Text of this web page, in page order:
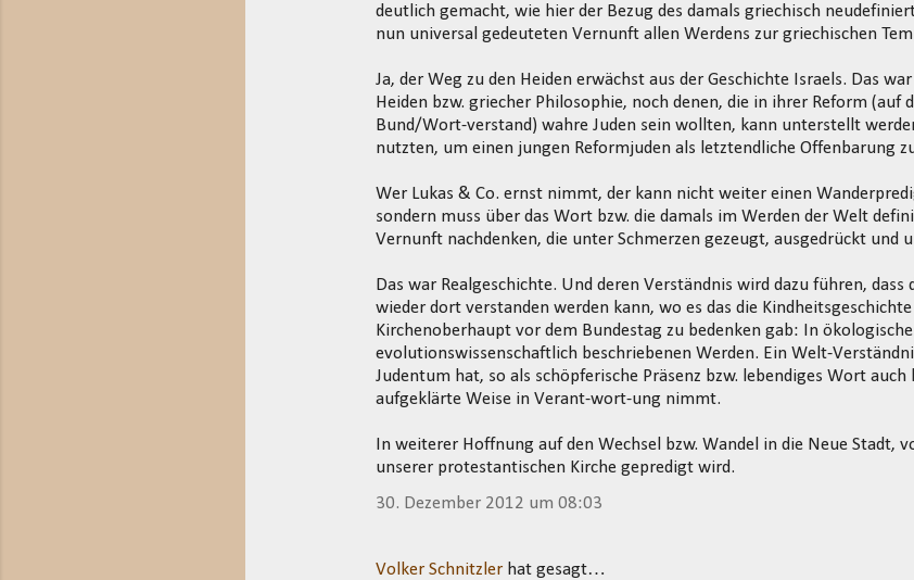
deutlich gemacht, wie hier der Bezug des damals griechisch
nun universal gedeuteten Vernunft allen Werdens zur griechischen
Ja, der Weg zu den Heiden erwächst aus der Geschichte Israels. Das
Heiden bzw. griecher Philosophie, noch denen, die in ihrer Reform (auf
Bund/Wort-verstand) wahre Juden sein wollten, kann unterstellt
nutzten, um einen jungen Reformjuden als letztendliche Offenbarung
Wer Lukas & Co. ernst nimmt, der kann nicht weiter einen
sondern muss über das Wort bzw. die damals im Werden der Welt
Vernunft nachdenken, die unter Schmerzen gezeugt, ausgedrückt und
Das war Realgeschichte. Und deren Verständnis wird dazu führen,
wieder dort verstanden werden kann, wo es das die
Kirchenoberhaupt vor dem Bundestag zu bedenken gab: In
evolutionswissenschaftlich beschriebenen Werden. Ein Welt-
Judentum hat, so als schöpferische Präsenz bzw. lebendiges Wort
aufgeklärte Weise in Verant-wort-ung nimmt.
In weiterer Hoffnung auf den Wechsel bzw. Wandel in die Neue Stadt,
unserer protestantischen Kirche gepredigt wird.
30. Dezember 2012 um 08:03
Volker Schnitzler hat gesagt…